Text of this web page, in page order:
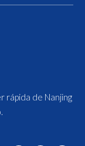
rápida de Nanjing
.